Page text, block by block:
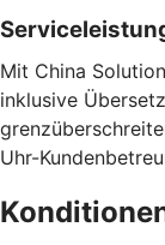
Mit China
inklusive
Uhr-